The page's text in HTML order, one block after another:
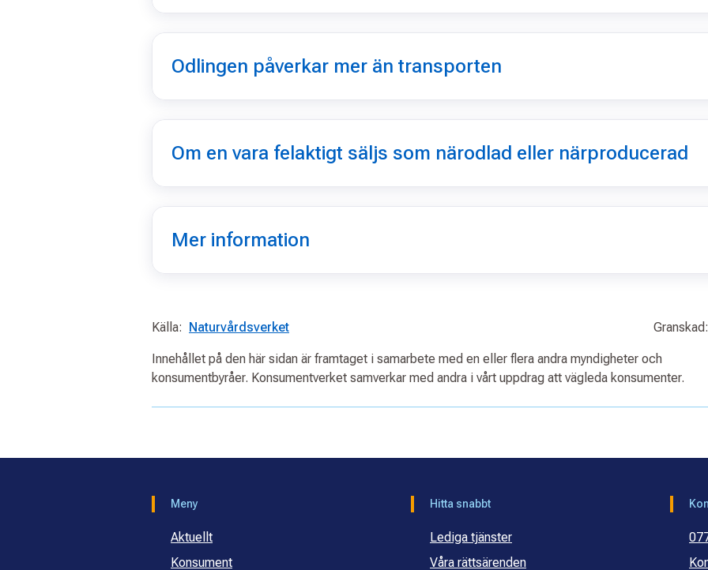
Odlingen påverkar mer än transporten
Om en vara felaktigt säljs som närodlad eller närproducerad
Mer information
Källa: Naturvårdsverket
Innehållet på den här sidan är framtaget i samarbete med en eller flera andra myndigheter och
konsumentbyråer. Konsumentverket samverkar med andra i vårt uppdrag att vägleda konsumenter.
Meny
Aktuellt
Konsument
Hitta snabbt
Lediga tjänster
Våra rättsärenden